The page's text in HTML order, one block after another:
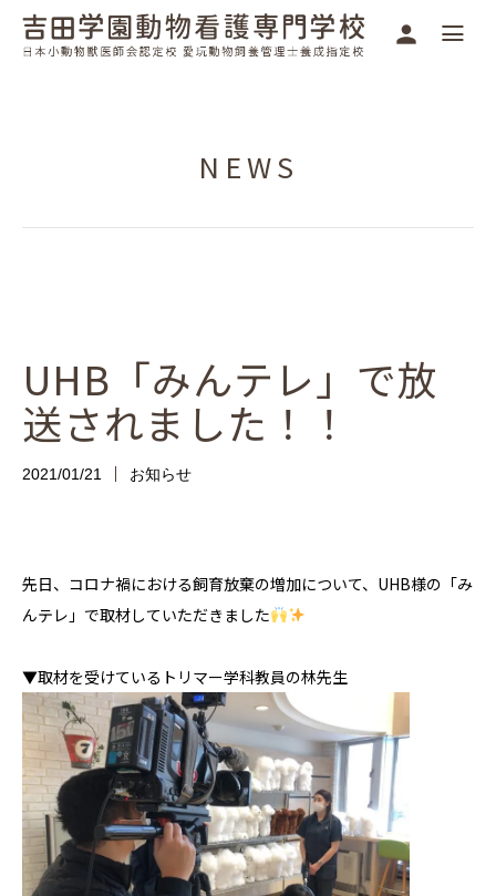
NEWS
UHB「みんテレ」で放
送されました！！
2021/01/21 お知らせ
先日、コロナ禍における飼育放棄の増加について、UHB様の「み
んテレ」で取材していただきました
▼取材を受けているトリマー学科教員の林先生